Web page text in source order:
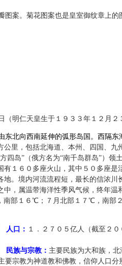
图案。菊花图案也是皇室御纹章上的
（明仁天皇生于１９３３年１２月２
东北向西南延伸的弧形岛国。西隔东
公里，包括北海道、本州、四国、
四岛”（俄方名为“南千岛群岛”）领
１６０多座火山，其中５０多座
。境内河流流程短，最长的信浓川
中，属温带海洋性季风气候，终年
南部１６℃；７月北部１７℃，南部
人口： １．２７０５亿人（截至２０
民族与宗教： 主要民族为大和族，
要宗教为神道教和佛教，信仰人口分